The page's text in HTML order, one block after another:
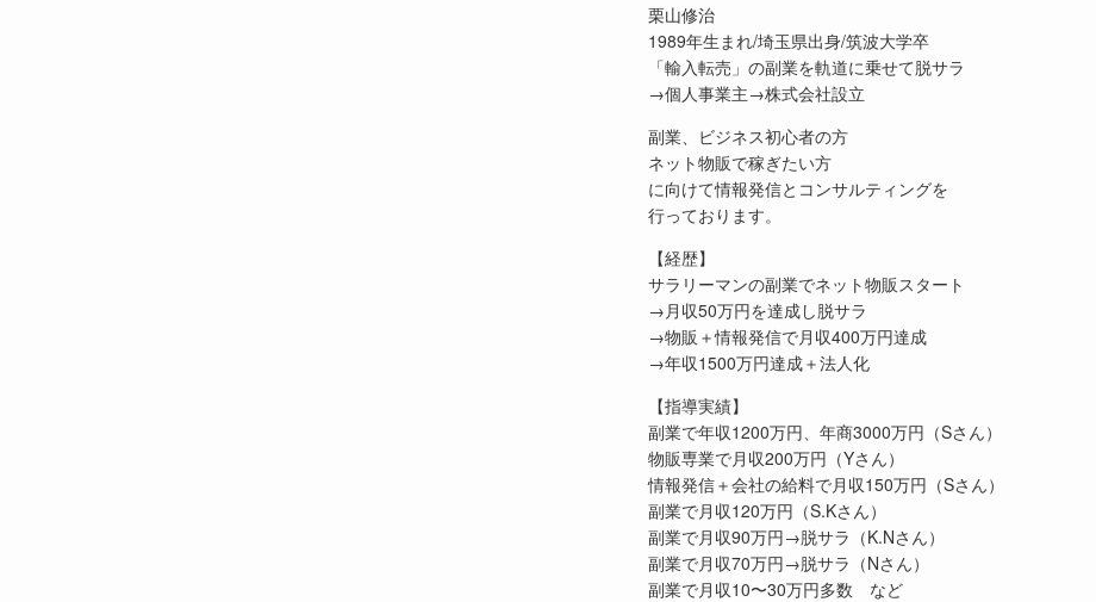
栗山修治
1989年生まれ/埼玉県出身/筑波大学卒
「輸入転売」の副業を軌道に乗せて脱サラ
→個人事業主→株式会社設立
副業、ビジネス初心者の方
ネット物販で稼ぎたい方
に向けて情報発信とコンサルティングを
行っております。
【経歴】
サラリーマンの副業でネット物販スタート
→月収50万円を達成し脱サラ
→物販＋情報発信で月収400万円達成
→年収1500万円達成＋法人化
【指導実績】
副業で年収1200万円、年商3000万円（Sさん）
物販専業で月収200万円（Yさん）
情報発信＋会社の給料で月収150万円（Sさん）
副業で月収120万円（S.Kさん）
副業で月収90万円→脱サラ（K.Nさん）
副業で月収70万円→脱サラ（Nさん）
副業で月収10〜30万円多数 など